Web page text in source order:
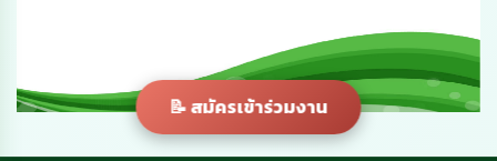
📝 สมัครเข้าร่วมงาน